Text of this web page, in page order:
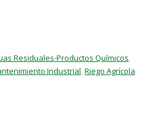
Residuales-Productos Químicos,
Industrial, Riego Agrícola